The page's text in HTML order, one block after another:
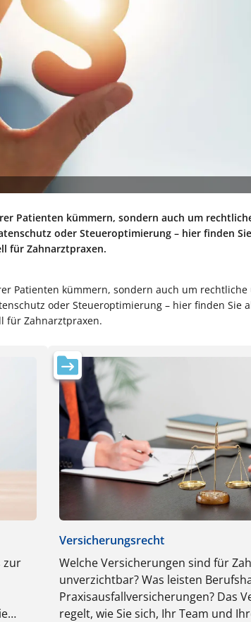
Patienten kümmern, sondern auch um
oder Steueroptimierung – hier finden
für Zahnarztpraxen.
Patienten kümmern, sondern auch um rechtliche
oder Steueroptimierung – hier finden Sie
für Zahnarztpraxen.
zur
Versicherungsrecht
Welche Versicherungen sind für
unverzichtbar? Was leisten
Praxisausfallversicherungen? Das
regelt, wie Sie sich, Ihr Team und